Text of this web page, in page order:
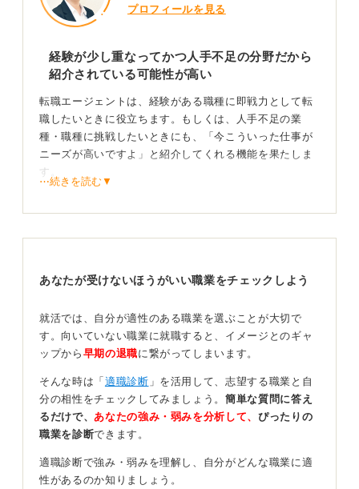
プロフィールを見る
経験が少し重なってかつ人手不足の分野だから
紹介されている可能性が高い
転職エージェントは、経験がある職種に即戦力として転
職したいときに役立ちます。もしくは、人手不足の業
種・職種に挑戦したいときにも、「今こういった仕事が
ニーズが高いですよ」と紹介してくれる機能を果たしま
す。
れず、経験が少し重なる＋人手不足分野の営業職を紹介
職と経験が少し重なりますね。中途転職は「経験と同じ
ので、応用としてチャレンジしてみてもいいゾーンとい
えます。
ただ、チャレンジにはなるので、自身の意欲が何より大
切です。
エージェントを介さない応募も並行して進めよう
⋯続きを読む▼
あなたが受けないほうがいい職業をチェックしよう
就活では、自分が適性のある職業を選ぶことが大切で
す。向いていない職業に就職すると、イメージとのギャ
ップから 早期の退職に繋がってしまいます。
そんな時は「 適職診断 」を活用して、志望する職業と自
分の相性をチェックしてみましょう。簡単な質問に答え
るだけで、 あなたの強み・弱みを分析して、 ぴったりの
職業を診断できます。
適職診断で強み・弱みを理解し、自分がどんな職業に適
性があるのか知りましょう。